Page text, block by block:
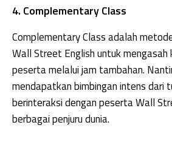
4. Complementary Class
Complementary Class adalah
Wall Street English untuk mengasah
peserta melalui jam tambahan.
mendapatkan bimbingan intens dari
berinteraksi dengan peserta Wall
berbagai penjuru dunia.